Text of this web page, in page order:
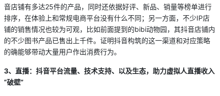
音店铺有多达25件的产品，同时还依据好评、新品、销量等榜单进行
排序，在体验上和常规电商平台没有什么不同；另一方面，不少IP店
铺的销售情况也较为可观，比如前面提到的bibi动物园，其抖音店铺内
的不少图书产品已售出上千件。证明抖音构筑的这一渠道和对应策略
的确能够带动大量用户作出消费行为。
3、直播：抖音平台流量、技术支持、以及生态，助力虚拟人直播收入
“破壁”